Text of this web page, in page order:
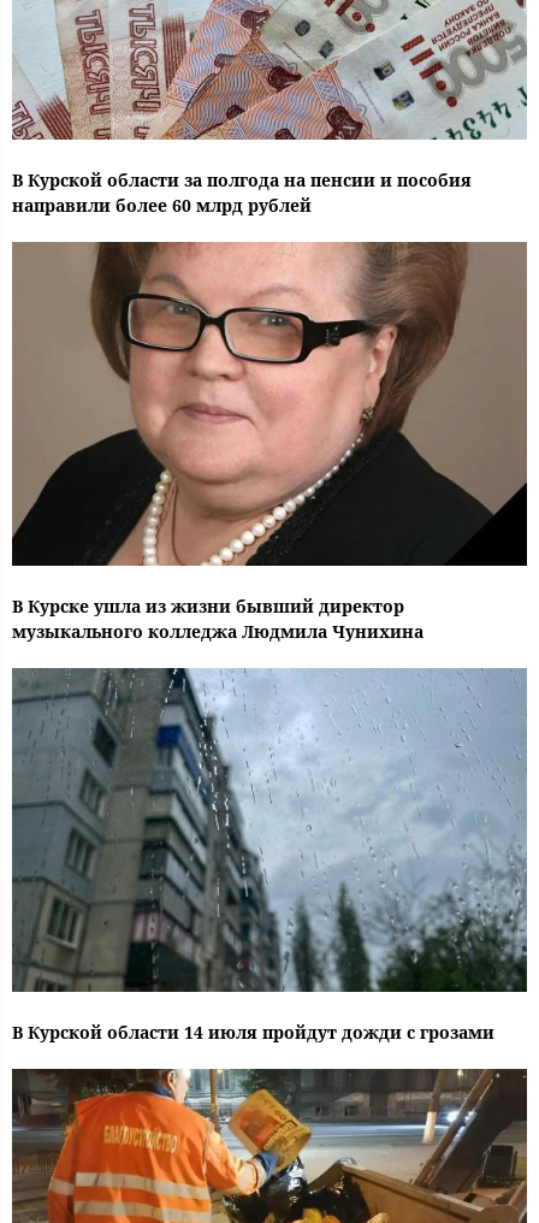
В Курской области за полгода на пенсии и пособия
направили более 60 млрд рублей
В Курске ушла из жизни бывший директор
музыкального колледжа Людмила Чунихина
В Курской области 14 июля пройдут дожди с грозами